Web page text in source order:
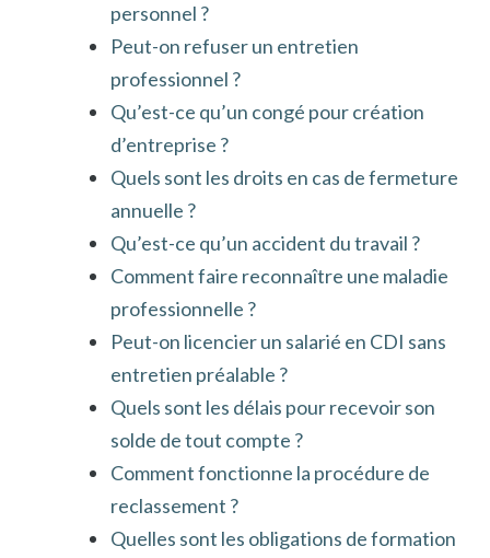
personnel ?
Peut-on refuser un entretien
professionnel ?
Qu’est-ce qu’un congé pour création
d’entreprise ?
Quels sont les droits en cas de fermeture
annuelle ?
Qu’est-ce qu’un accident du travail ?
Comment faire reconnaître une maladie
professionnelle ?
Peut-on licencier un salarié en CDI sans
entretien préalable ?
Quels sont les délais pour recevoir son
solde de tout compte ?
Comment fonctionne la procédure de
reclassement ?
Quelles sont les obligations de formation